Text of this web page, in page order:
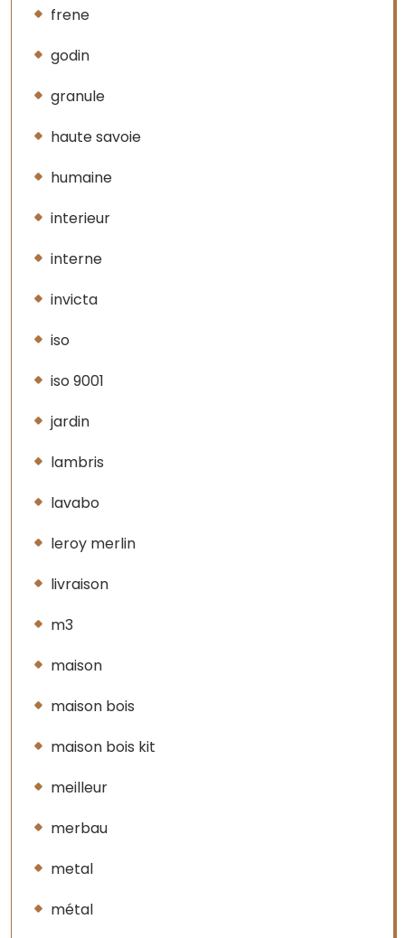
frene
godin
granule
haute savoie
humaine
interieur
interne
invicta
iso
iso 9001
jardin
lambris
lavabo
leroy merlin
livraison
m3
maison
maison bois
maison bois kit
meilleur
merbau
metal
métal